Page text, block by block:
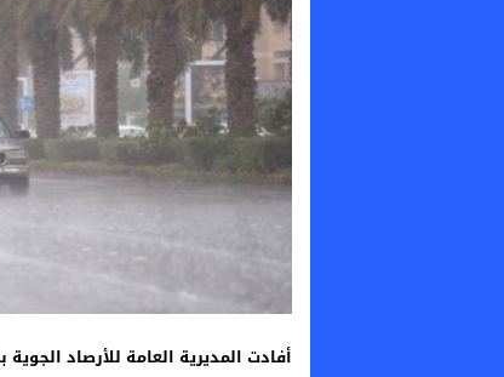
أفادت المديرية العامة للأرصاد